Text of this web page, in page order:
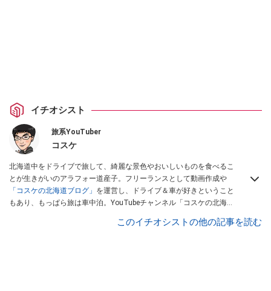
イチオシスト
旅系YouTuber
コスケ
北海道中をドライブで旅して、綺麗な景色やおいしいものを食べるこ
とが生きがいのアラフォー道産子。フリーランスとして動画作成や
「コスケの北海道ブログ」 を運営し、ドライブ＆車が好きということ
もあり、もっぱら旅は車中泊。YouTubeチャンネル「コスケの北海道
子、旅だけではなく車のレポートなども配信中。このイチオシストの他の記事を読む